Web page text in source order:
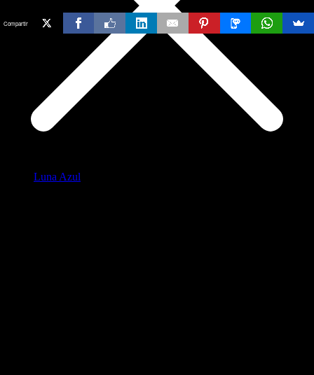
Luna Azul
Compartir